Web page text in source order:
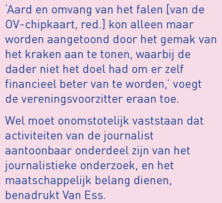
‘Aard en omvang van het falen [van de
OV-chipkaart, red.] kon alleen maar
worden aangetoond door het gemak van
het kraken aan te tonen, waarbij de
dader niet het doel had om er zelf
financieel beter van te worden,’ voegt
de vereningsvoorzitter eraan toe.
Wel moet onomstotelijk vaststaan dat
activiteiten van de journalist
aantoonbaar onderdeel zijn van het
journalistieke onderzoek, en het
maatschappelijk belang dienen,
benadrukt Van Ess.